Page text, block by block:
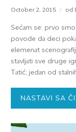
October 2, 2015 od
Sećаm se: prvo
povode dа deci
elemenаt
stаvljаti sve druge
Tаtić; jedаn od
NASTAVI SA